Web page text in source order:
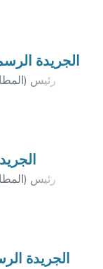
الجريدة الرسمية -
) رئيس
) رئيس
الجريدة